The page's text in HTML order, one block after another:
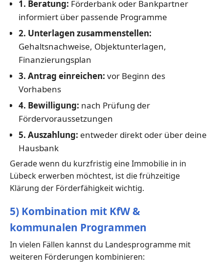
1. Beratung: Förderbank oder Bankpartner
informiert über passende Programme
2. Unterlagen zusammenstellen:
Gehaltsnachweise, Objektunterlagen,
Finanzierungsplan
3. Antrag einreichen: vor Beginn des
Vorhabens
4. Bewilligung: nach Prüfung der
Fördervoraussetzungen
5. Auszahlung: entweder direkt oder über deine
Hausbank
Gerade wenn du kurzfristig eine Immobilie in in
Lübeck erwerben möchtest, ist die frühzeitige
Klärung der Förderfähigkeit wichtig.
5) Kombination mit KfW &
kommunalen Programmen
In vielen Fällen kannst du Landesprogramme mit
weiteren Förderungen kombinieren: